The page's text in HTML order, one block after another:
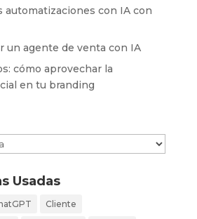
automatizaciones con IA con
un agente de venta con IA
cómo aprovechar la
en tu branding
Usadas
Cliente